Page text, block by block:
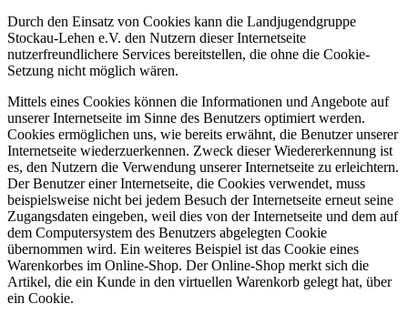
Durch den Einsatz von Cookies kann die Landjugendgruppe
Stockau-Lehen e.V. den Nutzern dieser Internetseite
nutzerfreundlichere Services bereitstellen, die ohne die Cookie-
Setzung nicht möglich wären.
Mittels eines Cookies können die Informationen und Angebote auf
unserer Internetseite im Sinne des Benutzers optimiert werden.
Cookies ermöglichen uns, wie bereits erwähnt, die Benutzer unserer
Internetseite wiederzuerkennen. Zweck dieser Wiedererkennung ist
es, den Nutzern die Verwendung unserer Internetseite zu erleichtern.
Der Benutzer einer Internetseite, die Cookies verwendet, muss
beispielsweise nicht bei jedem Besuch der Internetseite erneut seine
Zugangsdaten eingeben, weil dies von der Internetseite und dem auf
dem Computersystem des Benutzers abgelegten Cookie
übernommen wird. Ein weiteres Beispiel ist das Cookie eines
Warenkorbes im Online-Shop. Der Online-Shop merkt sich die
Artikel, die ein Kunde in den virtuellen Warenkorb gelegt hat, über
ein Cookie.